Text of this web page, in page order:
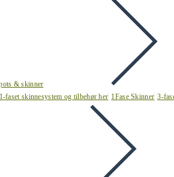
& skinner
faset skinnesystem og tilbehør her 1Fase Skinner 3-